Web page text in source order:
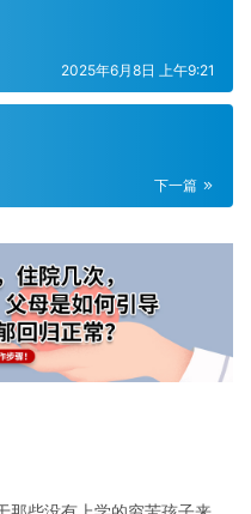
2025年6月8日 上午9:21
下一篇